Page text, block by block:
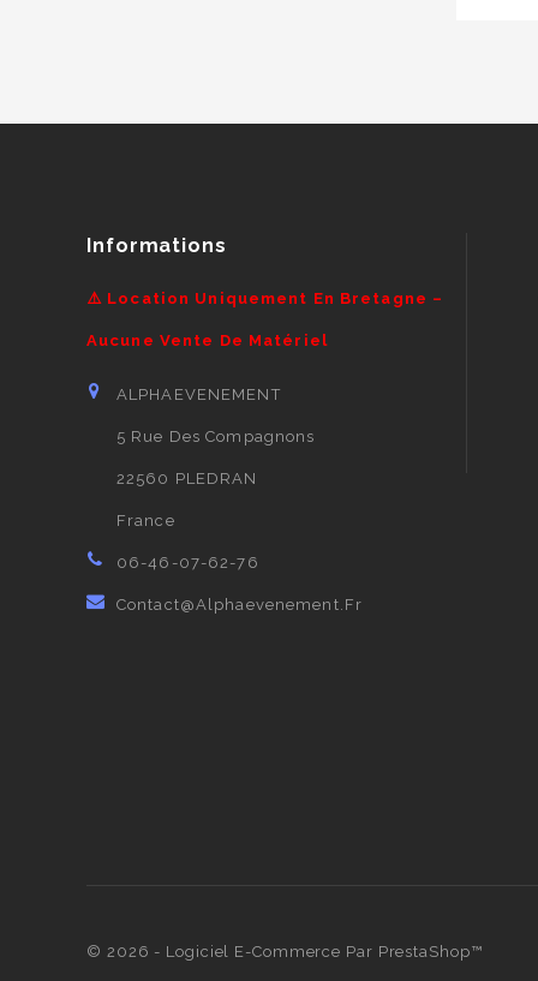
Informations
⚠️ Location Uniquement En Bretagne –
Aucune Vente De Matériel
ALPHAEVENEMENT
5 Rue Des Compagnons
22560 PLEDRAN
France
06-46-07-62-76
Contact@alphaevenement.fr
© 2026 - Logiciel E-Commerce Par PrestaShop™